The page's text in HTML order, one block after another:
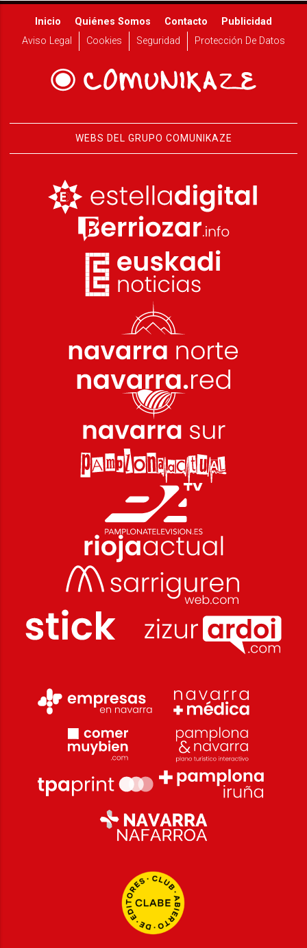
Inicio Quiénes Somos Contacto
Publicidad
Aviso Legal
Cookies Seguridad Protección De Datos
WEBS DEL GRUPO COMUNIKAZE